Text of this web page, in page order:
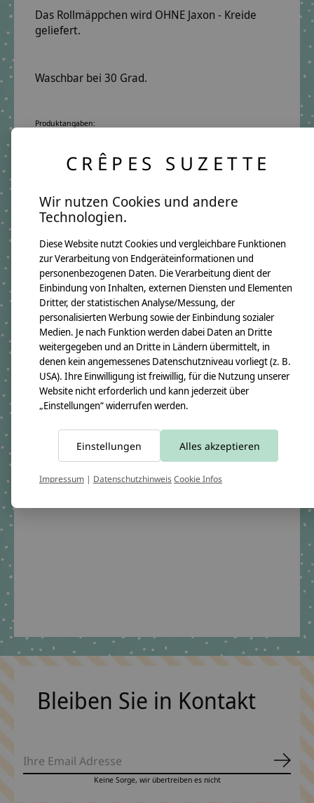
Das Rollmäppchen wird OHNE Jaxon - Kreide
geliefert.
Waschbar bei 30 Grad.
Produktangaben:
Mäppchenmaße:
Breite ca. 51cm
Material:
100% Baumwollstoff OEKO-TEX 100
100% Baumwollband mit Latex-Polyesterband
Waschbar bei 30°C Schonwäsche, nicht trocknergeeignet
Angaben zum Hersteller:
crêpes suzette GmbH & Co. KG
Sülzburgstraße 108
50937 Köln
E-Mail:info@crepes-suzette.net
Tel.:+49 221 2616939
Ergänzende Produkte
Carousel items
Bleiben Sie in Kontakt
Keine Sorge, wir übertreiben es nicht
CRÊPES SUZETTE
Wir nutzen Cookies und andere
Technologien.
Diese Website nutzt Cookies und vergleichbare Funktionen
zur Verarbeitung von Endgeräteinformationen und
personenbezogenen Daten. Die Verarbeitung dient der
Einbindung von Inhalten, externen Diensten und Elementen
Dritter, der statistischen Analyse/Messung, der
personalisierten Werbung sowie der Einbindung sozialer
Medien. Je nach Funktion werden dabei Daten an Dritte
weitergegeben und an Dritte in Ländern übermittelt, in
denen kein angemessenes Datenschutzniveau vorliegt (z. B.
USA). Ihre Einwilligung ist freiwillig, für die Nutzung unserer
Website nicht erforderlich und kann jederzeit über
„Einstellungen“ widerrufen werden.
Einstellungen Alles akzeptieren
Impressum | DatenschutzhinweisCookie Infos